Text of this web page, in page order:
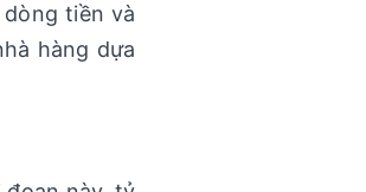
tiền và
hàng dựa